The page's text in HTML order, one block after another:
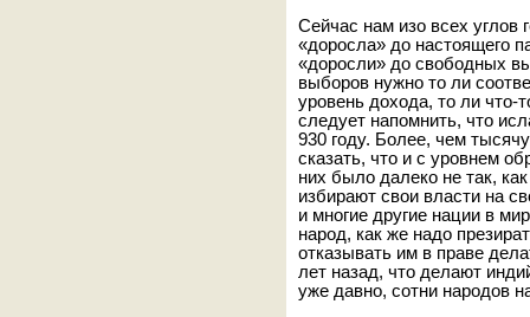
Сейчас нам изо всех углов
«доросла» до настоящего
«доросли» до свободных
выборов нужно то ли
уровень дохода, то ли
следует напомнить, что
930 году. Более, чем
сказать, что и с уровнем
них было далеко не так,
избирают свои власти на
и многие другие нации в
народ, как же надо
отказывать им в праве
лет назад, что делают
уже давно, сотни народов